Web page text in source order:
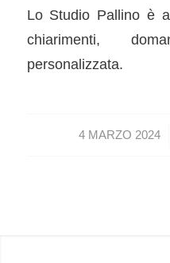
Lo Studio Pallino è
chiarimenti,
personalizzata.
4 MARZO 2024
/